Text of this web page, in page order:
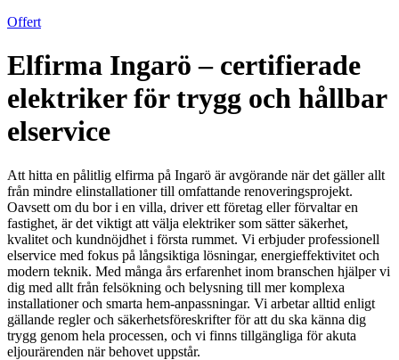
Offert
Elfirma Ingarö – certifierade
elektriker för trygg och hållbar
elservice
Att hitta en pålitlig elfirma på Ingarö är avgörande när det gäller allt
från mindre elinstallationer till omfattande renoveringsprojekt.
Oavsett om du bor i en villa, driver ett företag eller förvaltar en
fastighet, är det viktigt att välja elektriker som sätter säkerhet,
kvalitet och kundnöjdhet i första rummet. Vi erbjuder professionell
elservice med fokus på långsiktiga lösningar, energieffektivitet och
modern teknik. Med många års erfarenhet inom branschen hjälper vi
dig med allt från felsökning och belysning till mer komplexa
installationer och smarta hem-anpassningar. Vi arbetar alltid enligt
gällande regler och säkerhetsföreskrifter för att du ska känna dig
trygg genom hela processen, och vi finns tillgängliga för akuta
eljourärenden när behovet uppstår.